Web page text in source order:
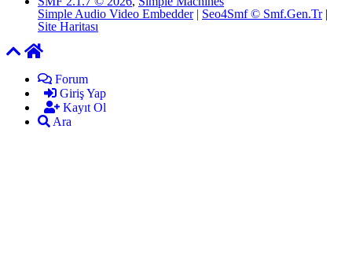
Simple Audio Video Embedder | Seo4Smf © Smf.Gen.Tr|
Site Haritası
Forum
Giriş Yap
Kayıt Ol
Ara